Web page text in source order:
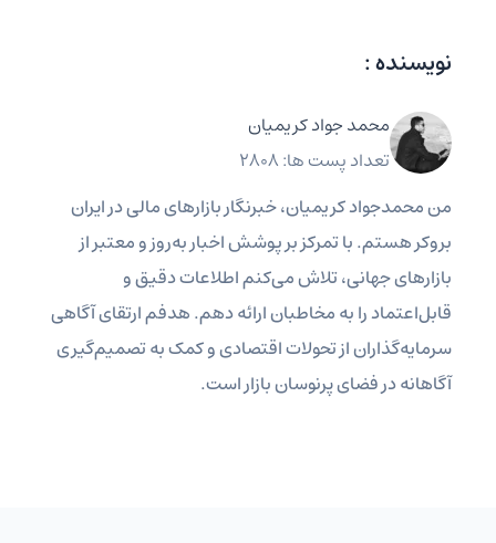
نویسنده :
محمد جواد کریمیان
تعداد پست ها: 2808
من محمدجواد کریمیان، خبرنگار بازارهای مالی در ایران
بروکر هستم. با تمرکز بر پوشش اخبار به‌روز و معتبر از
بازارهای جهانی، تلاش می‌کنم اطلاعات دقیق و
قابل‌اعتماد را به مخاطبان ارائه دهم. هدفم ارتقای آگاهی
سرمایه‌گذاران از تحولات اقتصادی و کمک به تصمیم‌گیری
آگاهانه در فضای پرنوسان بازار است.